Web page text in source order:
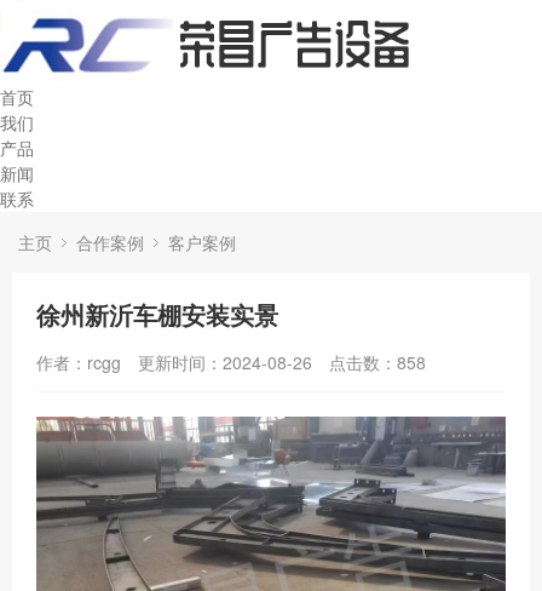
首页
我们
产品
新闻
联系
主页
合作案例 客户案例
徐州新沂车棚安装实景
作者：rcgg 更新时间：2024-08-26 点击数： 858